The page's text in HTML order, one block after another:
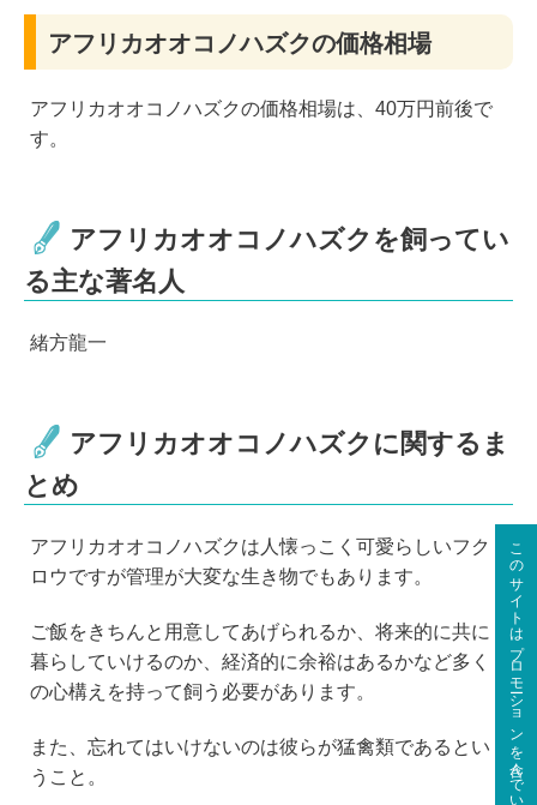
アフリカオオコノハズクの価格相場
アフリカオオコノハズクの価格相場は、40万円前後で
す。
アフリカオオコノハズクを飼ってい
る主な著名人
緒方龍一
アフリカオオコノハズクに関するま
とめ
アフリカオオコノハズクは人懐っこく可愛らしいフク
ロウですが管理が大変な生き物でもあります。
ご飯をきちんと用意してあげられるか、将来的に共に
暮らしていけるのか、経済的に余裕はあるかなど多く
の心構えを持って飼う必要があります。
また、忘れてはいけないのは彼らが猛禽類であるとい
うこと。
このサイトはプロモーションを含んでいます。